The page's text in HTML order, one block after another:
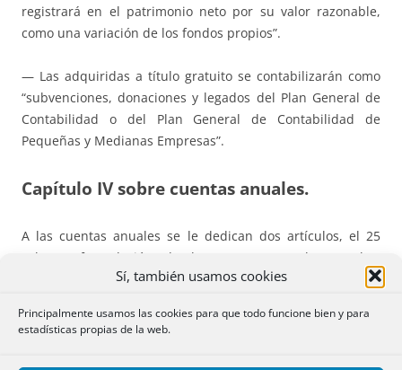
Sí, también usamos cookies
Principalmente usamos las cookies para que todo funcione bien y para
estadísticas propias de la web.
registrará en el patrimonio neto por su valor razonable,
como una variación de los fondos propios”.
— Las adquiridas a título gratuito se contabilizarán como
“subvenciones, donaciones y legados del Plan General de
Contabilidad o del Plan General de Contabilidad de
Pequeñas y Medianas Empresas”.
Capítulo IV sobre cuentas anuales.
A las cuentas anuales se le dedican dos artículos, el 25
sobre reformulación de las cuentas y el 26 sobre
subsanación de errores.
Establecen en síntesis lo siguiente:
— Si se reformulan las cuentas anuales, en la memoria “se